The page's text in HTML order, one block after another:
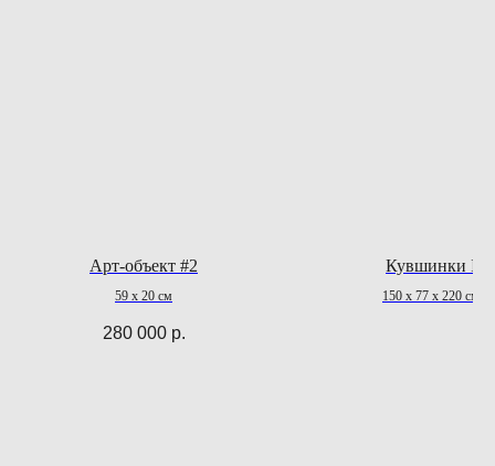
Арт-объект #2
59 x 20 см
280 000 р.
Кувшинки I
150 х 77 х 220 см